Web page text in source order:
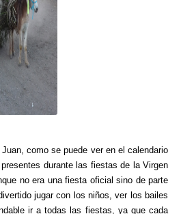
como se puede ver en el calendario
durante las fiestas de la Virgen
no era una fiesta oficial sino de parte
jugar con los niños, ver los bailes
ir a todas las fiestas, ya que cada